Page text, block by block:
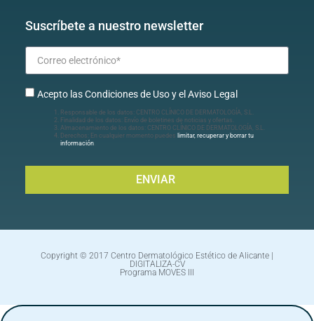
Suscríbete a nuestro newsletter
Acepto las Condiciones de Uso y el Aviso Legal
Responsable de los datos: CENTRO CLÍNICO DE DERMATOLOGÍA, S.L.
Finalidad de los datos: Envío de boletines de noticias y ofertas.
Almacenamiento de los datos: CENTRO CLÍNICO DE DERMATOLOGÍA, S.L.
Derechos: En cualquier momento puedes limitar, recuperar y borrar tu
información
ENVIAR
Copyright © 2017 Centro Dermatológico Estético de Alicante |
DIGITALIZA-CV
Programa MOVES III